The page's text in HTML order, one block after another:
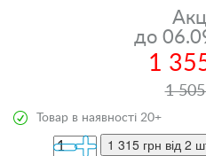
до
1
1
Товар в наявності 20+
1 315 грн від 2